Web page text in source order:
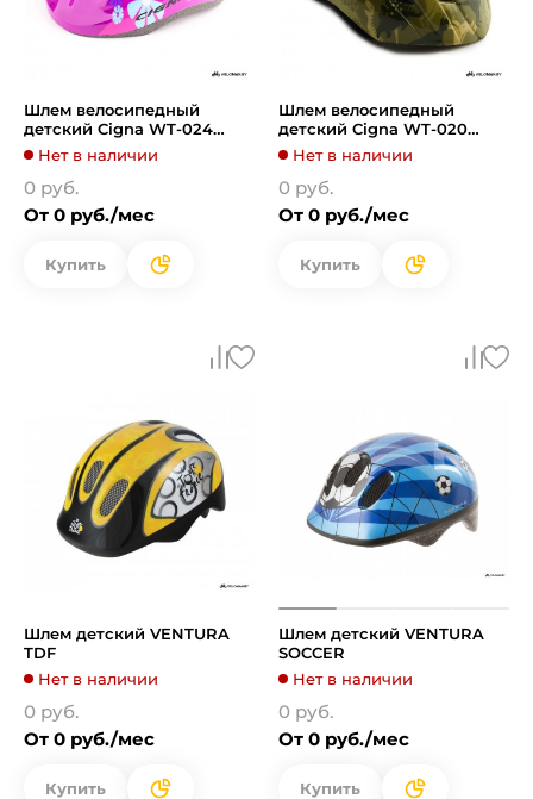
Шлем велосипедный
детский Cigna WT-024
(чёрный/красный)
Нет в наличии
0 руб.
От 0 руб./мес
Купить
Шлем велосипедный
детский Cigna WT-020
(зелёный)
Нет в наличии
0 руб.
От 0 руб./мес
Купить
Шлем детский VENTURA
TDF
Нет в наличии
0 руб.
От 0 руб./мес
Купить
Шлем детский VENTURA
SOCCER
Нет в наличии
0 руб.
От 0 руб./мес
Купить